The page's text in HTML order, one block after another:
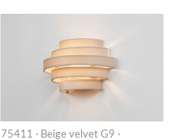
75411 · Beige velvet G9 ·